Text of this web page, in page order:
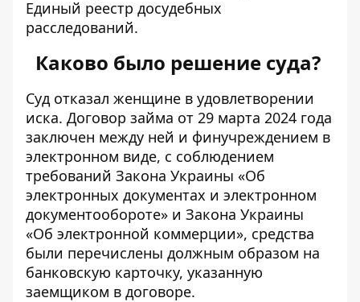
Единый реестр досудебных
расследований.
Каково было решение суда?
Суд отказал женщине в удовлетворении
иска. Договор займа от 29 марта 2024 года
заключен между ней и финучреждением в
электронном виде, с соблюдением
требований Закона Украины «Об
электронных документах и ​​электронном
документообороте» и Закона Украины
«Об электронной коммерции», средства
были перечислены должным образом на
банковскую карточку, указанную
заемщиком в договоре.